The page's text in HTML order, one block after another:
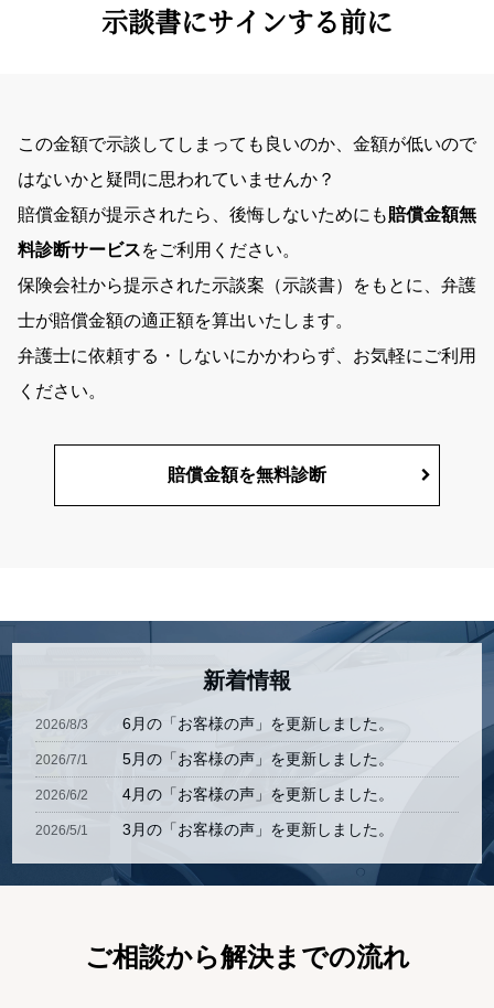
示談書にサインする前に
この金額で示談してしまっても良いのか、金額が低いので
はないかと疑問に思われていませんか？
賠償金額が提示されたら、後悔しないためにも賠償金額無
料診断サービスをご利用ください。
保険会社から提示された示談案（示談書）をもとに、弁護
士が賠償金額の適正額を算出いたします。
弁護士に依頼する・しないにかかわらず、お気軽にご利用
ください。
賠償金額を無料診断
新着情報
2026/8/3 6月の「お客様の声」を更新しました。
2026/7/1 5月の「お客様の声」を更新しました。
2026/6/2 4月の「お客様の声」を更新しました。
2026/5/1 3月の「お客様の声」を更新しました。
2026/4/2 2月の「お客様の声」を更新しました。
2026/1/5 11月の「お客様の声」を更新しました。
ご相談から解決までの流れ